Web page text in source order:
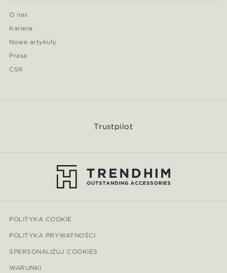
O nas
Kariera
Nowe artykuły
Prasa
CSR
Trustpilot
POLITYKA COOKIE
POLITYKA PRYWATNOŚCI
SPERSONALIZUJ COOKIES
WARUNKI